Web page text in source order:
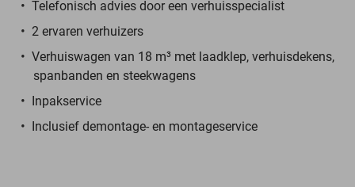
Telefonisch advies door een verhuisspecialist
2 ervaren verhuizers
Verhuiswagen van 18 m³ met laadklep, verhuisdekens,
spanbanden en steekwagens
Inpakservice
Inclusief demontage- en montageservice